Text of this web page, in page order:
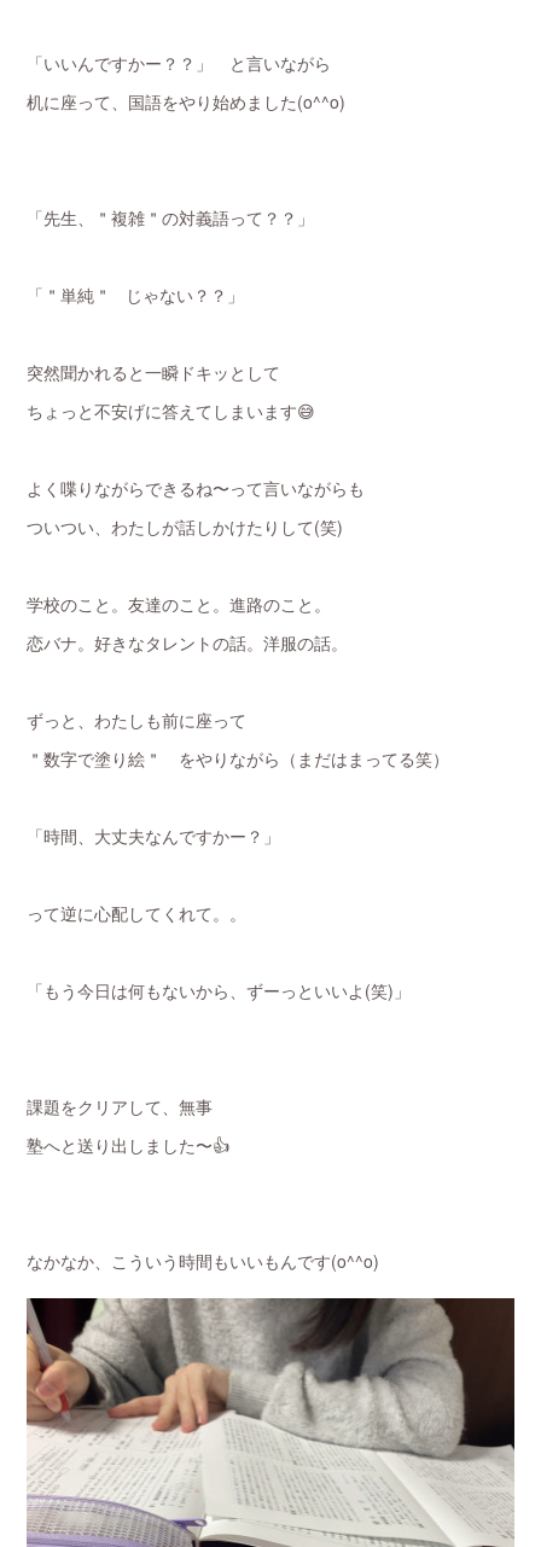
「いいんですかー？？」 と言いながら
机に座って、国語をやり始めました(o^^o)
「先生、＂複雑＂の対義語って？？」
「＂単純＂ じゃない？？」
突然聞かれると一瞬ドキッとして
ちょっと不安げに答えてしまいます😅
よく喋りながらできるね〜って言いながらも
ついつい、わたしが話しかけたりして(笑)
学校のこと。友達のこと。進路のこと。
恋バナ。好きなタレントの話。洋服の話。
ずっと、わたしも前に座って
＂数字で塗り絵＂ をやりながら（まだはまってる笑）
「時間、大丈夫なんですかー？」
って逆に心配してくれて。。
「もう今日は何もないから、ずーっといいよ(笑)」
課題をクリアして、無事
塾へと送り出しました〜👍
なかなか、こういう時間もいいもんです(o^^o)